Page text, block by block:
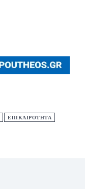
ΕΠΙΚΑΙΡΟΤΗΤΑ